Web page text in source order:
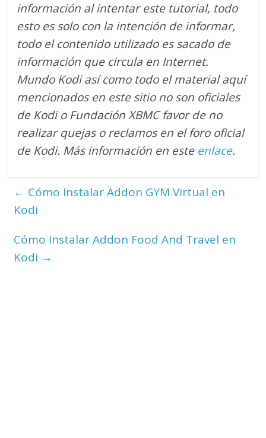
información al intentar este tutorial, todo
esto es solo con la intención de informar,
todo el contenido utilizado es sacado de
información que circula en Internet.
Mundo Kodi así como todo el material aquí
mencionados en este sitio no son oficiales
de Kodi o Fundación XBMC favor de no
realizar quejas o reclamos en el foro oficial
de Kodi. Más información en este enlace.
← Cómo Instalar Addon GYM Virtual en
Kodi
Cómo Instalar Addon Food And Travel en
Kodi →